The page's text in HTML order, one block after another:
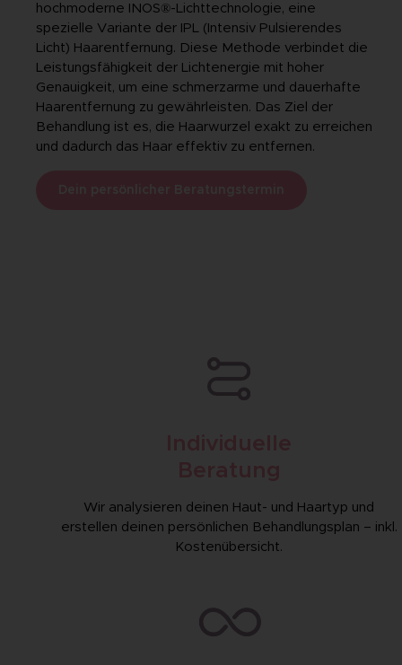
hochmoderne INOS®-Lichttechnologie, eine
spezielle Variante der IPL (Intensiv Pulsierendes
Licht) Haarentfernung. Diese Methode verbindet die
Leistungsfähigkeit der Lichtenergie mit hoher
Genauigkeit, um eine schmerzarme und dauerhafte
Haarentfernung zu gewährleisten. Das Ziel der
Behandlung ist es, die Haarwurzel exakt zu erreichen
und dadurch das Haar effektiv zu entfernen.
Wir analysieren deinen Haut- und Haartyp und
erstellen deinen persönlichen Behandlungs­plan – inkl.
Kosten­übersicht.